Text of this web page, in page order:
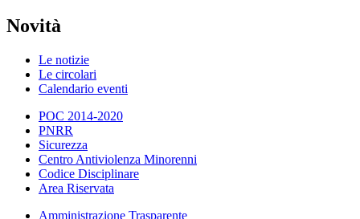
Novità
Le notizie
Le circolari
Calendario eventi
POC 2014-2020
PNRR
Sicurezza
Centro Antiviolenza Minorenni
Codice Disciplinare
Area Riservata
Amministrazione Trasparente